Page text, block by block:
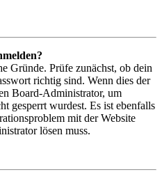
Gründe. Prüfe zunächst, ob dein
richtig sind. Wenn dies der
Board-Administrator, um
gesperrt wurdest. Es ist ebenfalls
mit der Website
lösen muss.